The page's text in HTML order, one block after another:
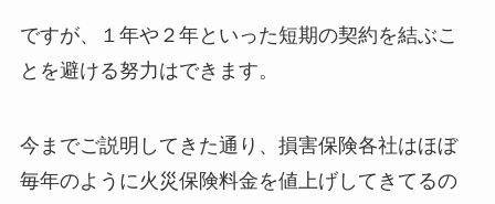
ですが、１年や２年といった短期の契約を結ぶこ
とを避ける努力はできます。
今までご説明してきた通り、損害保険各社はほぼ
毎年のように火災保険料金を値上げしてきてるの